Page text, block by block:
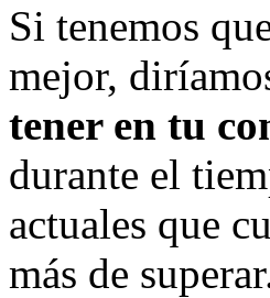
Si tenemos
mejor,
tener en tu
durante el
actuales que
más de